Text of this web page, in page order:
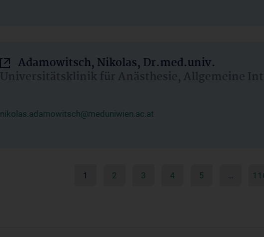
Adamowitsch, Nikolas, Dr.med.univ.
Universitätsklinik für Anästhesie, Allgemeine
nikolas.adamowitsch@meduniwien.ac.at
1 2 3 4 5 …